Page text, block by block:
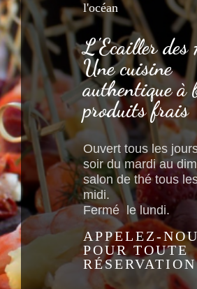
l'océan
L'Ecailler des
Une cuisine
authentique à
produits frais
Ouvert tous les
soir du mardi au
salon de thé tous
midi.
Fermé le lundi.
APPELEZ-
POUR TOUTE
RÉSERVATION